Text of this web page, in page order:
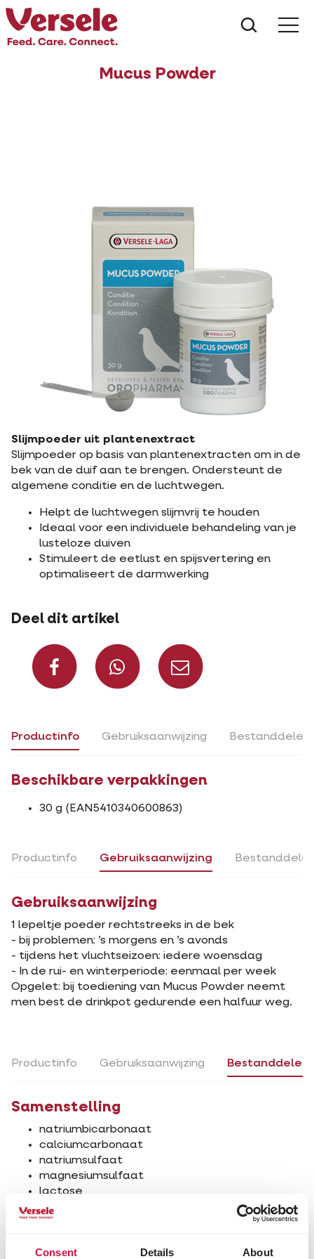
Consent Details About
Mucus Powder
Slijmpoeder uit plantenextract
Slijmpoeder op basis van plantenextracten om in de
bek van de duif aan te brengen. Ondersteunt de
algemene conditie en de luchtwegen.
Helpt de luchtwegen slijmvrij te houden
Ideaal voor een individuele behandeling van je
lusteloze duiven
Stimuleert de eetlust en spijsvertering en
optimaliseert de darmwerking
Deel dit artikel
Deel op Facebook
Deel via
Productinfo Gebruiksaanwijzing Bestanddelen
Beschikbare verpakkingen
30 g (EAN5410340600863)
Productinfo Gebruiksaanwijzing
Gebruiksaanwijzing
1 lepeltje poeder rechtstreeks in de bek
- bij problemen: ’s morgens en ’s avonds
- tijdens het vluchtseizoen: iedere woensdag
- In de rui- en winterperiode: eenmaal per week
Opgelet: bij toediening van Mucus Powder neemt
men best de drinkpot gedurende een halfuur weg.
Productinfo Gebruiksaanwijzing Bestanddelen
Samenstelling
natriumbicarbonaat
calciumcarbonaat
natriumsulfaat
magnesiumsulfaat
lactose
plantaardige koolstof (houtskool)